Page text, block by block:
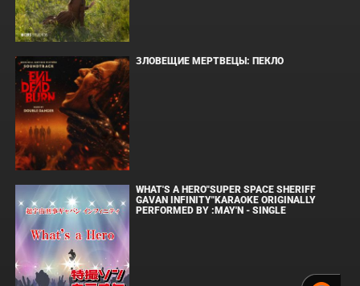
ЗЛОВЕЩИЕ МЕРТВЕЦЫ: ПЕКЛО
WHAT'S A HERO"SUPER SPACE SHERIFF
GAVAN INFINITY"KARAOKE ORIGINALLY
PERFORMED BY :MAY'N - SINGLE